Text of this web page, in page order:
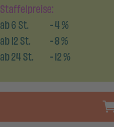
Staffelpreise:
ab6St. -4%
ab12St. -8%
ab24St. -12%